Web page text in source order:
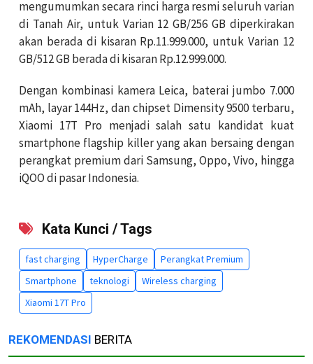
mengumumkan secara rinci harga resmi seluruh varian
di Tanah Air, untuk Varian 12 GB/256 GB diperkirakan
akan berada di kisaran Rp.11.999.000, untuk Varian 12
GB/512 GB berada di kisaran Rp.12.999.000.
Dengan kombinasi kamera Leica, baterai jumbo 7.000
mAh, layar 144Hz, dan chipset Dimensity 9500 terbaru,
Xiaomi 17T Pro menjadi salah satu kandidat kuat
smartphone flagship killer yang akan bersaing dengan
perangkat premium dari Samsung, Oppo, Vivo, hingga
iQOO di pasar Indonesia.
Kata Kunci / Tags
fast charging HyperCharge
Perangkat Premium
Smartphone
teknologi
Wireless charging
Xiaomi 17T Pro
REKOMENDASI BERITA